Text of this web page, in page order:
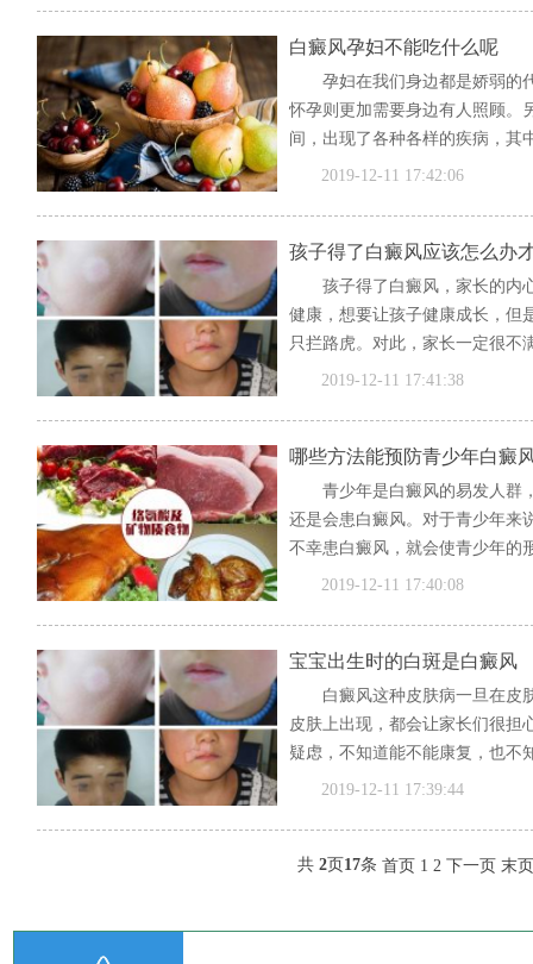
白癜风孕妇不能吃什么呢
孕妇在我们身边都是娇弱的
怀孕则更加需要身边有人照顾。
间，出现了各种各样的疾病，其
怀...[全文]
2019-12-11 17:42:06
孩子得了白癜风应该怎么办
孩子得了白癜风，家长的内
健康，想要让孩子健康成长，但
只拦路虎。对此，家长一定很
2019-12-11 17:41:38
哪些方法能预防青少年白癜
青少年是白癜风的易发人群
还是会患白癜风。对于青少年来
不幸患白癜风，就会使青少年的
[全文]2019-12-11 17:40:08
宝宝出生时的白斑是白癜风
白癜风这种皮肤病一旦在皮
皮肤上出现，都会让家长们很担
疑虑，不知道能不能康复，也不
[全文]2019-12-11 17:39:44
共2页17条 首页 1 2 下一页 末